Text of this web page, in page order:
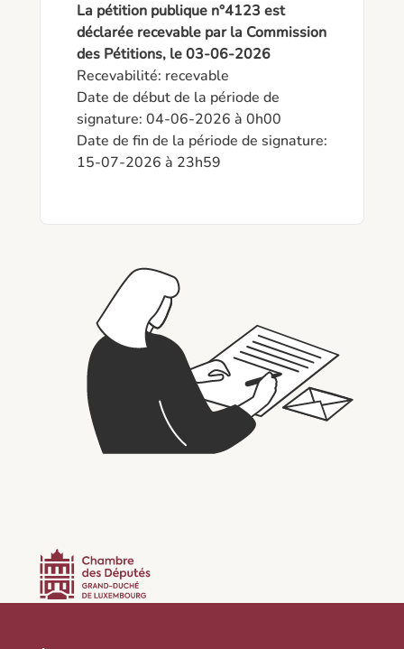
La pétition publique n°4123 est
déclarée recevable par la Commission
des Pétitions, le 03-06-2026
Recevabilité: recevable
Date de début de la période de
signature: 04-06-2026 à 0h00
Date de fin de la période de signature:
15-07-2026 à 23h59